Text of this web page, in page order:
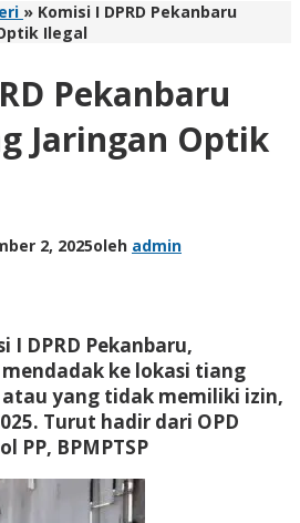
» Komisi I DPRD Pekanbaru
Ilegal
Pekanbaru
Jaringan Optik
2, 2025oleh admin
I DPRD Pekanbaru,
ke lokasi tiang
yang tidak memiliki izin,
Turut hadir dari OPD
PP, BPMPTSP